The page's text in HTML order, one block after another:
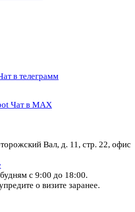
в телеграмм
Чат в МАХ
Вал, д. 11, стр. 22, офис
с 9:00 до 18:00.
о визите заранее.